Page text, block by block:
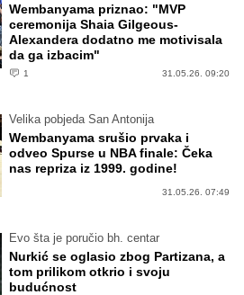
Wembanyama priznao: "MVP
ceremonija Shaia Gilgeous-
Alexandera dodatno me motivisala
da ga izbacim"
1 31.05.26. 09:20
Velika pobjeda San Antonija
Wembanyama srušio prvaka i
odveo Spurse u NBA finale: Čeka
nas repriza iz 1999. godine!
31.05.26. 07:49
Evo šta je poručio bh. centar
Nurkić se oglasio zbog Partizana, a
tom prilikom otkrio i svoju
budućnost